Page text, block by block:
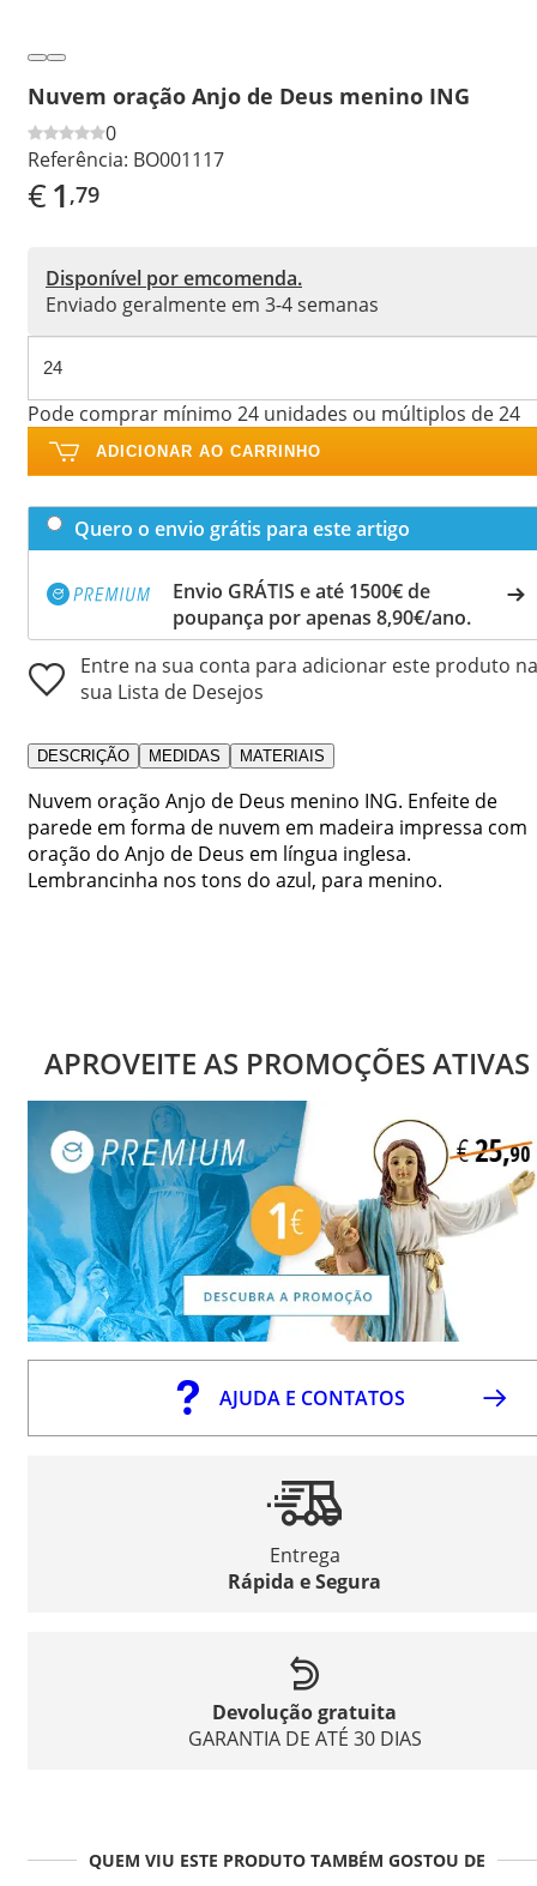
Nuvem oração Anjo de Deus menino ING
0
Referência: BO001117
€1 ,79
Disponível por emcomenda.
Enviado geralmente em 3-4 semanas
Pode comprar mínimo 24 unidades ou múltiplos de 24
ADICIONAR AO CARRINHO
Quero o envio grátis para este artigo
Envio GRÁTIS e até 1500€ de
poupança por apenas 8,90€/ano.
Entre na sua conta para adicionar este produto na
sua Lista de Desejos
DESCRIÇÃO MEDIDAS MATERIAIS
Nuvem oração Anjo de Deus menino ING. Enfeite de
parede em forma de nuvem em madeira impressa com
oração do Anjo de Deus em língua inglesa.
Lembrancinha nos tons do azul, para menino.
APROVEITE AS PROMOÇÕES ATIVAS
AJUDA E CONTATOS
Entrega
Rápida e Segura
Devolução gratuita
GARANTIA DE ATÉ 30 DIAS
QUEM VIU ESTE PRODUTO TAMBÉM GOSTOU DE